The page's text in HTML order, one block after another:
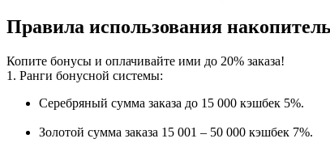
Правила использования
Копите бонусы и оплачивайте ими до 20% заказа!
1. Ранги бонусной системы:
Серебряный сумма заказа до 15 000 кэшбек 5%.
Золотой сумма заказа 15 001 – 50 000 кэшбек 7%.